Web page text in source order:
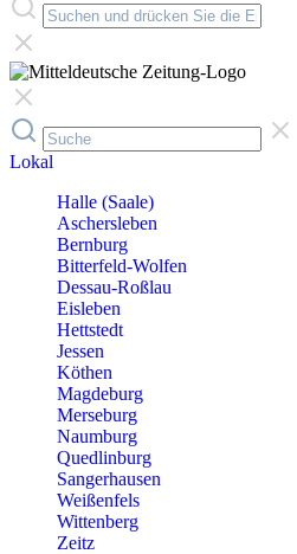
Lokal
Halle (Saale)
Aschersleben
Bernburg
Bitterfeld-Wolfen
Dessau-Roßlau
Eisleben
Hettstedt
Jessen
Köthen
Magdeburg
Merseburg
Naumburg
Quedlinburg
Sangerhausen
Weißenfels
Wittenberg
Zeitz